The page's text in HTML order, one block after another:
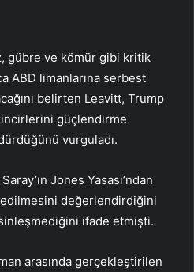
gübre ve kömür gibi kritik
ABD limanlarına serbest
belirten Leavitt, Trump
güçlendirme
vurguladı.
Jones Yasası’ndan
değerlendirdiğini
ifade etmişti.
arasında gerçekleştirilen